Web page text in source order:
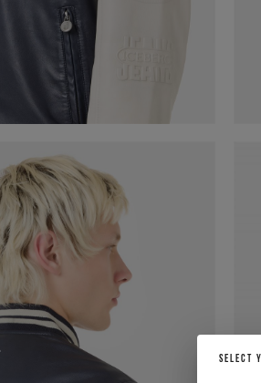
SELECT